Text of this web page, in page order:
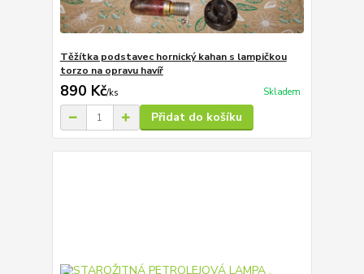
Těžítka podstavec hornický kahan s lampičkou
torzo na opravu havíř
890 Kč/ks Skladem
Přidat do košíku